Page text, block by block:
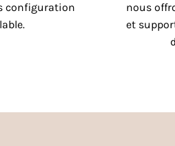
configuration
nous
et